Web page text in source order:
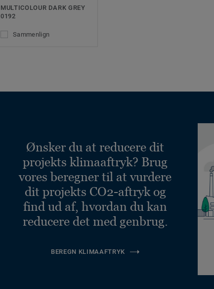
MULTICOLOUR DARK GREY
0192
Sammenlign
Ønsker du at reducere dit
projekts klimaaftryk? Brug
vores beregner til at vurdere
dit projekts CO2-aftryk og
find ud af, hvordan du kan
reducere det med genbrug.
BEREGN KLIMAAFTRYK